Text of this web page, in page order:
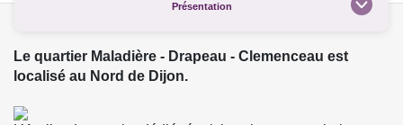
Présentation
Le quartier Maladière - Drapeau - Clemenceau est
localisé au Nord de Dijon.